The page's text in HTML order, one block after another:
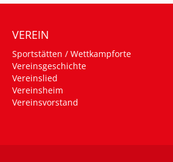
VEREIN
Sportstätten / Wettkampforte
Vereinsgeschichte
Vereinslied
Vereinsheim
Vereinsvorstand